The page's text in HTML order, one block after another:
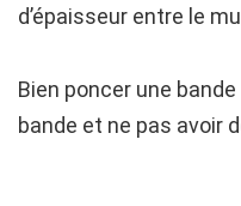
d’épaisseur entre le
Bien poncer une
bande et ne pas avoir